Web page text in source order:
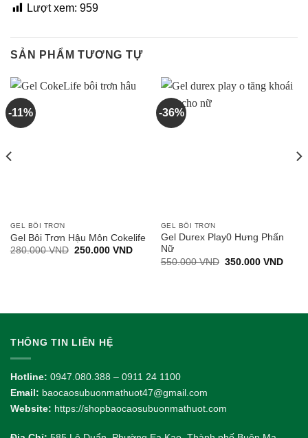
Lượt xem: 959
SẢN PHẨM TƯƠNG TỰ
-11%
GEL BÔI TRƠN
Gel Bôi Trơn Hậu Môn Cokelife
280.000VND Giá
250.000 VNDGiá
-36%
GEL BÔI TRƠN
Gel Durex Play0 Hưng Phấn
Nữ
550.000VND Giá
350.000 VNDGiá
THÔNG TIN LIÊN HỆ
Hotline: 0947.080.388 – 0911 24 1100
Email: baocaosubuonmathuot47@gmail.com
Website: https://shopbaocaosubuonmathuot.com